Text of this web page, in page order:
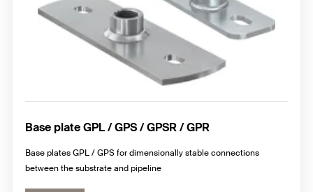
Beam clamps
Base plate GPL / GPS / GPSR / GPR
Base plates GPL / GPS for dimensionally stable connections
between the substrate and pipeline